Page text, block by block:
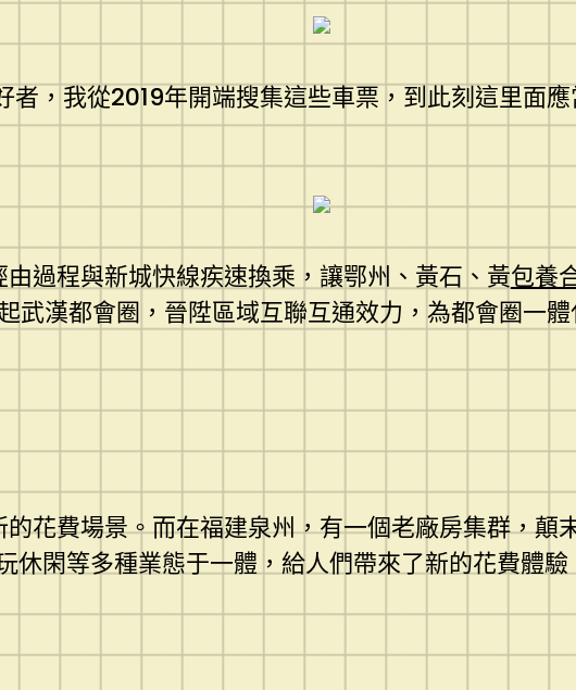
者，我從2019年開端搜集這些車票，到此刻這里面
過程與新城快線疾速換乘，讓鄂州、黃石、黃包養
武漢都會圈，晉陞區域互聯互通效力，為都會圈一
花費場景。而在福建泉州，有一個老廠房集群，顛
閑等多種業態于一體，給人們帶來了新的花費體驗